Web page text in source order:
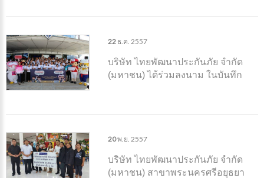
คลังเสนอร่างกฎกระทรวง ที่กำหนด
22 ธ.ค. 2557
บริษัท ไทยพัฒนาประกันภัย จำกัด
(มหาชน) ได้ร่วมลงนาม ในบันทึก
ของภาคอุตสาหกรรมประกันภัย”
20พ.ย. 2557
บริษัท ไทยพัฒนาประกันภัย จำกัด
(มหาชน) สาขาพระนครศรีอยุธยา